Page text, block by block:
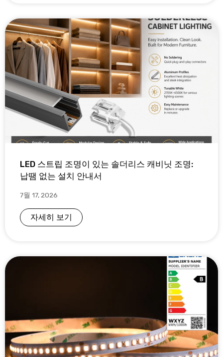
LED 스트립 조명이 있는 솔더리스 캐비닛 조명:
납땜 없는 설치 안내서
7월 17, 2026
자세히 보기